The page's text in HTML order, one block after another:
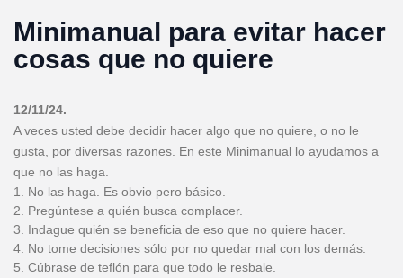
Minimanual para evitar hacer
cosas que no quiere
12/11/24.
A veces usted debe decidir hacer algo que no quiere, o no le
gusta, por diversas razones. En este Minimanual lo ayudamos a
que no las haga.
1. No las haga. Es obvio pero básico.
2. Pregúntese a quién busca complacer.
3. Indague quién se beneficia de eso que no quiere hacer.
4. No tome decisiones sólo por no quedar mal con los demás.
5. Cúbrase de teflón para que todo le resbale.